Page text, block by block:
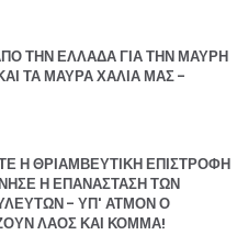
ΤΗΝ ΕΛΛΑΔΑ ΓΙΑ ΤΗΝ ΜΑΥΡΗ
ΤΑ ΜΑΥΡΑ ΧΑΛΙΑ ΜΑΣ -
Η ΘΡΙΑΜΒΕΥΤΙΚΗ ΕΠΙΣΤΡΟΦΗ
Η ΕΠΑΝΑΣΤΑΣΗ ΤΩΝ
- ΥΠ' ΑΤΜΟΝ Ο
ΛΑΟΣ ΚΑΙ ΚΟΜΜΑ!